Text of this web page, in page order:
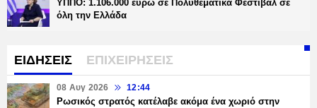
ΥΠΠΟ: 1.106.000 ευρώ σε Πολυθεματικά Φεστιβάλ σε
όλη την Ελλάδα
ΕΙΔΗΣΕΙΣ ΕΠΙΧΕΙΡΗΣΕΙΣ
08 Αυγ 2026 12:44
Ρωσικός στρατός κατέλαβε ακόμα ένα χωριό στην